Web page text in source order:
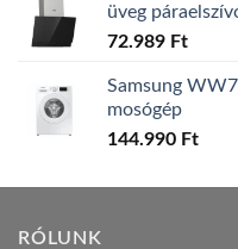
üveg
72.989 Ft
Samsung
mosógép
144.990 Ft
RÓLUNK